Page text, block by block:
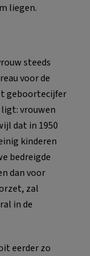
liegen.
steeds
voor de
geboortecijfer
vrouwen
dat in 1950
kinderen
bedreigde
dan voor
zal
in de
eerder zo